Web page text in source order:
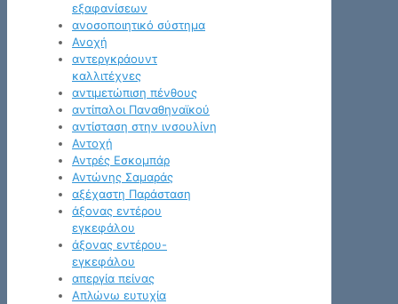
εξαφανίσεων
ανοσοποιητικό σύστημα
Ανοχή
αντεργκράουντ
καλλιτέχνες
αντιμετώπιση πένθους
αντίπαλοι Παναθηναϊκού
αντίσταση στην ινσουλίνη
Αντοχή
Αντρές Εσκομπάρ
Αντώνης Σαμαράς
αξέχαστη Παράσταση
άξονας εντέρου
εγκεφάλου
άξονας εντέρου-
εγκεφάλου
απεργία πείνας
Απλώνω ευτυχία